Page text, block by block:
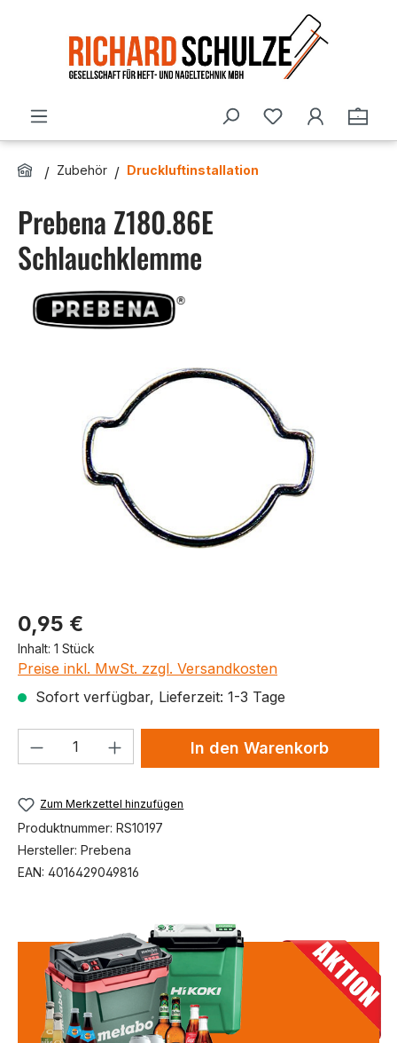
Du hast 0
Zubehör Druckluftinstallation
Prebena Z180.86E
Schlauchklemme
Bildergalerie überspringen
Produktpreis
0,95 €
Inhalt: 1 Stück
Preise inkl. MwSt. zzgl. Versandkosten
Sofort verfügbar, Lieferzeit: 1-3 Tage
Produkt Anzahl: Gib denIn den Warenkorb
Zum Merkzettel hinzufügen
Produktnummer: RS10197
Hersteller: Prebena
EAN: 4016429049816